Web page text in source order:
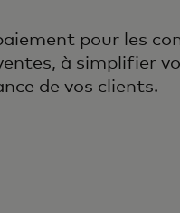
pour les
à simplifier
de vos clients.